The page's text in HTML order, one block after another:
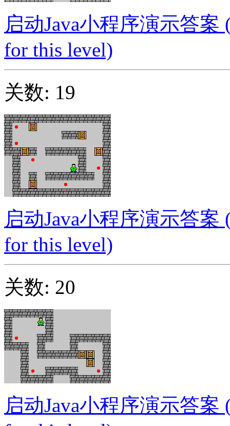
启动Java小程序演示答案
for this level)
关数: 19
启动Java小程序演示答案
for this level)
关数: 20
启动Java小程序演示答案